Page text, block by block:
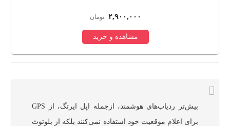
۲,۹۰۰,۰۰۰ تومان
مشاهده و خرید
بیش‌تر ردیاب‌های هوشمند، ازجمله اپل ایرتگ، از GPS
برای اعلام موقعیت خود استفاده نمی‌کنند بلکه از بلوتوث